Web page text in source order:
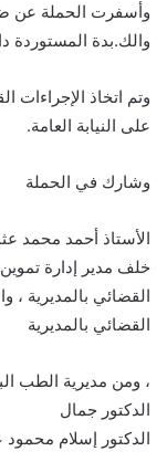
والك.بدة
وتم اتخاذ الإجراءات
على النيابة العامة.
وشارك في الحملة
الأستاذ أحمد محمد
خلف مدير إدارة
القضائي بالمديرية
القضائي بالمديرية
، ومن مديرية الطب
الدكتور جمال
الدكتور إسلام